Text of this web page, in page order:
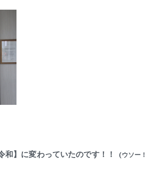
和】に変わっていたのです！！ (ウソー